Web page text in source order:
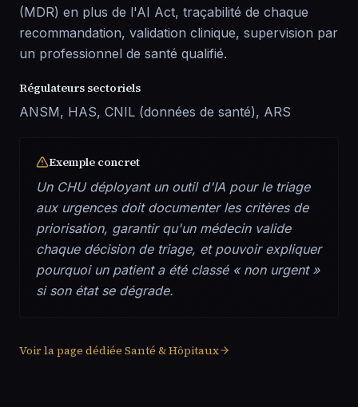
(MDR) en plus de l'AI Act, traçabilité de chaque
recommandation, validation clinique, supervision par
un professionnel de santé qualifié.
Régulateurs sectoriels
ANSM, HAS, CNIL (données de santé), ARS
Exemple concret
Un CHU déployant un outil d'IA pour le triage
aux urgences doit documenter les critères de
priorisation, garantir qu'un médecin valide
chaque décision de triage, et pouvoir expliquer
pourquoi un patient a été classé « non urgent »
si son état se dégrade.
Voir la page dédiée Santé & Hôpitaux